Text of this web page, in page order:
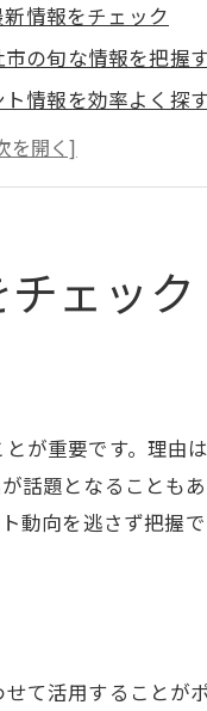
情報をチェック
の旬な情報を把握
情報を効率よく探
催日や注目ポイント
ベントを見逃さな
活用した賢い買取参
イベントへ出かけよ
られる掘り出し物体
着や雑貨の買取を楽
いための買取イベ
魅力と掘り出し物
で高価買取を実現す
イベントで注意す
ェック
が重要です。理由
話題となることも
動向を逃さず把握
て活用することが